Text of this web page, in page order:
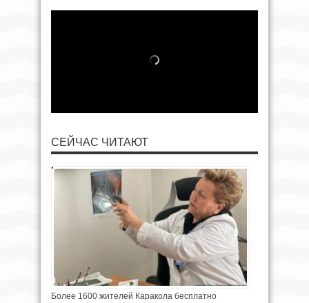
СЕЙЧАС ЧИТАЮТ
Более 1600 жителей Каракола бесплатно